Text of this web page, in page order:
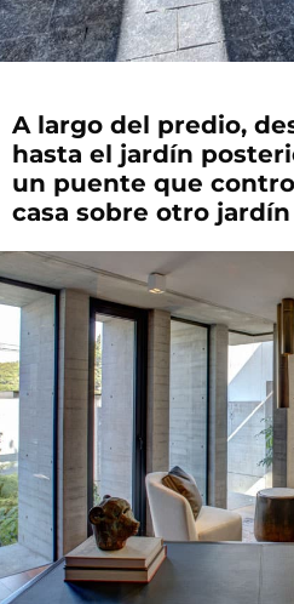
A largo del predio,
hasta el jardín
un puente que
casa sobre otro